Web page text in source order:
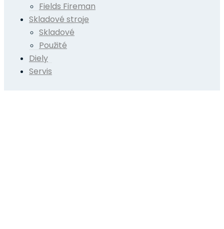
Fields Fireman
Skladové stroje
Skladové
Použité
Diely
Servis